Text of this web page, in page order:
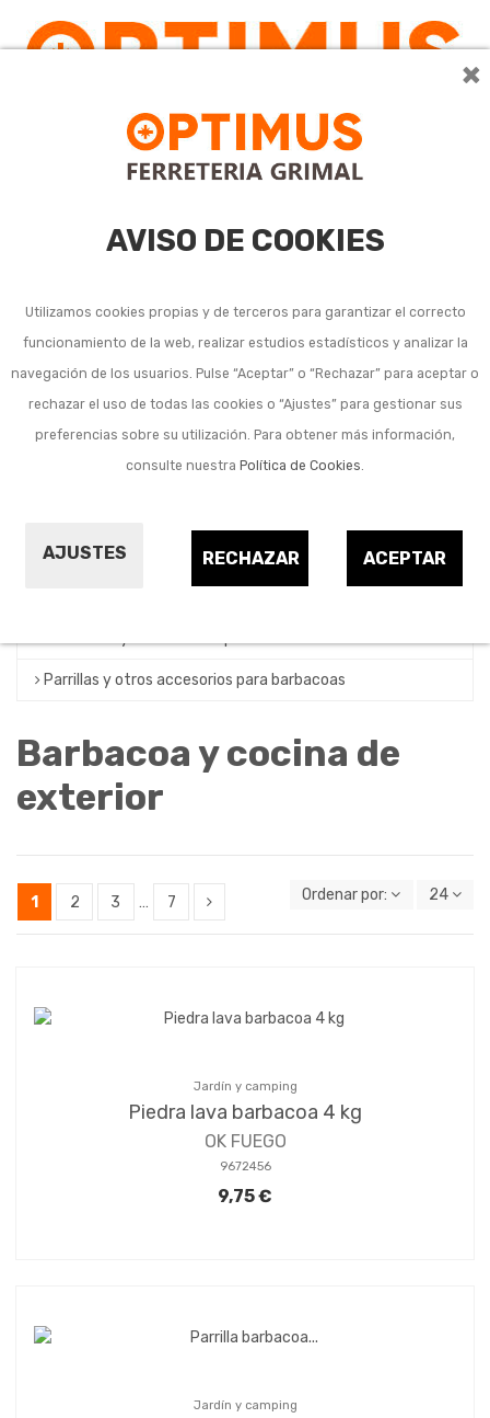
×
AVISO DE COOKIES
Utilizamos cookies propias y de terceros para garantizar el correcto
funcionamiento de la web, realizar estudios estadísticos y analizar la
navegación de los usuarios. Pulse “Aceptar” o “Rechazar” para aceptar o
rechazar el uso de todas las cookies o “Ajustes” para gestionar sus
preferencias sobre su utilización. Para obtener más información,
consulte nuestra Política de Cookies.
AJUSTES ACEPTAR
RECHAZAR
Listado de subcategorías en Barbacoa y cocina de
Barbacoa de obra o construida
Barbacoa portátil de carbón o leña
Parrillas y otros accesorios para barbacoas
Barbacoa y cocina de
exterior
1 2 3 … 7 Ordenar por: 24
Jardín y camping
Piedra lava barbacoa 4 kg
OK FUEGO
9672456
9,75 €
Jardín y camping